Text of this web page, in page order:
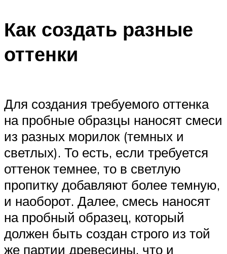
Как создать разные
оттенки
Для создания требуемого оттенка
на пробные образцы наносят смеси
из разных морилок (темных и
светлых). То есть, если требуется
оттенок темнее, то в светлую
пропитку добавляют более темную,
и наоборот. Далее, смесь наносят
на пробный образец, который
должен быть создан строго из той
же партии древесины, что и